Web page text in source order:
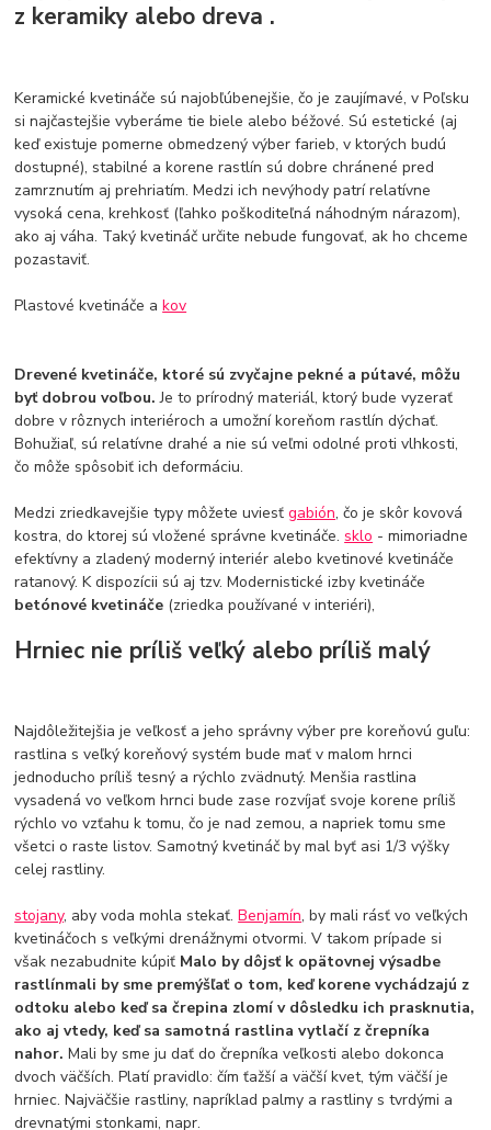
z keramiky alebo dreva .
Keramické kvetináče sú najobľúbenejšie, čo je zaujímavé, v Poľsku
si najčastejšie vyberáme tie biele alebo béžové. Sú estetické (aj
keď existuje pomerne obmedzený výber farieb, v ktorých budú
dostupné), stabilné a korene rastlín sú dobre chránené pred
zamrznutím aj prehriatím. Medzi ich nevýhody patrí relatívne
vysoká cena, krehkosť (ľahko poškoditeľná náhodným nárazom),
ako aj váha. Taký kvetináč určite nebude fungovať, ak ho chceme
pozastaviť.
Plastové kvetináče akov
Drevené kvetináče, ktoré sú zvyčajne pekné a pútavé, môžu
byť dobrou voľbou.Je to prírodný materiál, ktorý bude vyzerať
dobre v rôznych interiéroch a umožní koreňom rastlín dýchať.
Bohužiaľ, sú relatívne drahé a nie sú veľmi odolné proti vlhkosti,
čo môže spôsobiť ich deformáciu.
Medzi zriedkavejšie typy môžete uviesťgabión, čo je skôr kovová
kostra, do ktorej sú vložené správne kvetináče.sklo - mimoriadne
efektívny a zladený moderný interiér alebo kvetinové kvetináče
ratanový. K dispozícii sú aj tzv. Modernistické izby kvetináče
betónové kvetináče (zriedka používané v interiéri),
Hrniec nie príliš veľký alebo príliš malý
Najdôležitejšia je veľkosť a jeho správny výber pre koreňovú guľu:
rastlina s veľký koreňový systém bude mať v malom hrnci
jednoducho príliš tesný a rýchlo zvädnutý. Menšia rastlina
vysadená vo veľkom hrnci bude zase rozvíjať svoje korene príliš
rýchlo vo vzťahu k tomu, čo je nad zemou, a napriek tomu sme
všetci o raste listov. Samotný kvetináč by mal byť asi 1/3 výšky
celej rastliny.
stojany, aby voda mohla stekať.Benjamín, by mali rásť vo veľkých
kvetináčoch s veľkými drenážnymi otvormi. V takom prípade si
však nezabudnite kúpiť Malo by dôjsť k opätovnej výsadbe
rastlínmali by sme premýšľať o tom, keď korene vychádzajú z
odtoku alebo keď sa črepina zlomí v dôsledku ich prasknutia,
ako aj vtedy, keď sa samotná rastlina vytlačí z črepníka
nahor.Mali by sme ju dať do črepníka veľkosti alebo dokonca
dvoch väčších. Platí pravidlo: čím ťažší a väčší kvet, tým väčší je
hrniec. Najväčšie rastliny, napríklad palmy a rastliny s tvrdými a
drevnatými stonkami, napr.